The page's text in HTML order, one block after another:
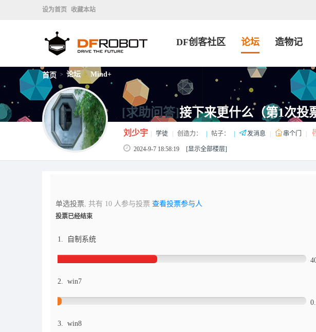
设为首页 收藏本站
DF创客社区 论坛 造物记
首页 > 论坛 > Mind+
[求助问答]接下来更什么（第1次投
刘少宇 学徒 创造力： 帖子： 发消息 串个门
2024-9-7 18:58:19 [显示全部楼层]
单选投票, 共有 10 人参与投票 查看投票参与人
投票已经结束
1. 自制系统
2. win7
3. win8